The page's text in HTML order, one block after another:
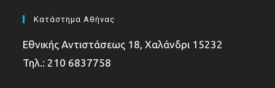
Κατάστημα Αθήνας
Εθνικής Αντιστάσεως 18, Χαλάνδρι 15232
Τηλ.: 210 6837758